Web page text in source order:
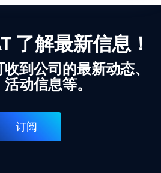
了解最新信息！
到公司的最新动态、
动信息等。
订阅